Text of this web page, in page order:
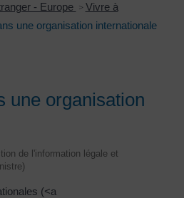
- Europe > Vivre à
une organisation internationale
une organisation
de l'information légale et
(<a